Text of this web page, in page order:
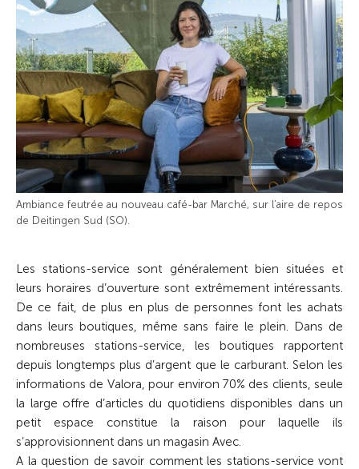
Ambiance feutrée au nouveau café-bar Marché, sur l’aire de repos
de Deitingen Sud (SO).
Les stations-service sont généralement bien situées et
leurs horaires d’ouverture sont extrêmement intéressants.
De ce fait, de plus en plus de personnes font les achats
dans leurs boutiques, même sans faire le plein. Dans de
nombreuses stations-service, les boutiques rapportent
depuis longtemps plus d’argent que le carburant. Selon les
informations de Valora, pour environ 70% des clients, seule
la large offre d’articles du quotidiens disponibles dans un
petit espace constitue la raison pour laquelle ils
s’approvisionnent dans un magasin Avec.
A la question de savoir comment les stations-service vont